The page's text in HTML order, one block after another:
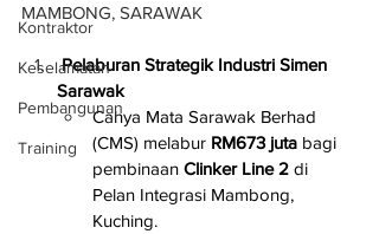
Kontraktor
Keselamatan
Pembangunan
Training
MAMBONG, SARAWAK
Pelaburan Strategik Industri Simen
Sarawak
Cahya Mata Sarawak Berhad
(CMS) melabur RM673 juta bagi
pembinaan Clinker Line 2 di
Pelan Integrasi Mambong,
Kuching.